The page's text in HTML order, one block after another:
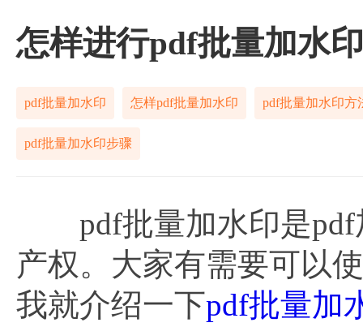
怎样进行pdf批量加水
pdf批量加水印 怎样pdf批量加水印 pdf批量加水印方
pdf批量加水印步骤
pdf批量加水印是pdf
产权。大家有需要可以
我就介绍一下pdf批量加